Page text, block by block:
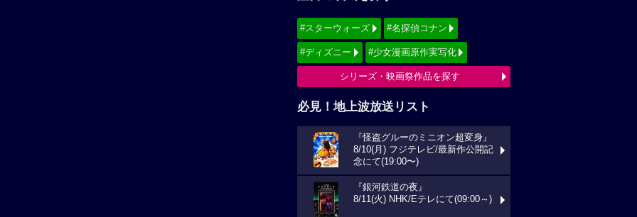
#スターウォーズ #名探偵コナン
#ディズニー #少女漫画原作実写化
シリーズ・映画祭作品を探す
必見！地上波放送リスト
『怪盗グルーのミニオン超変身』
8/10(月) フジテレビ/最新作公開記
念にて(19:00〜)
『銀河鉄道の夜』
8/11(火) NHK/Eテレにて(09:00～)